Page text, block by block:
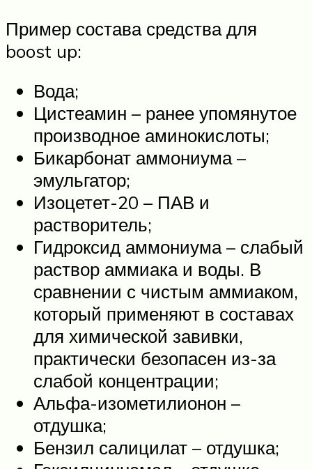
Пример состава средства для
boost up:
Вода;
Цистеамин – ранее упомянутое
производное аминокислоты;
Бикарбонат аммониума –
эмульгатор;
Изоцетет-20 – ПАВ и
растворитель;
Гидроксид аммониума – слабый
раствор аммиака и воды. В
сравнении с чистым аммиаком,
который применяют в составах
для химической завивки,
практически безопасен из-за
слабой концентрации;
Альфа-изометилионон –
отдушка;
Бензил салицилат – отдушка;